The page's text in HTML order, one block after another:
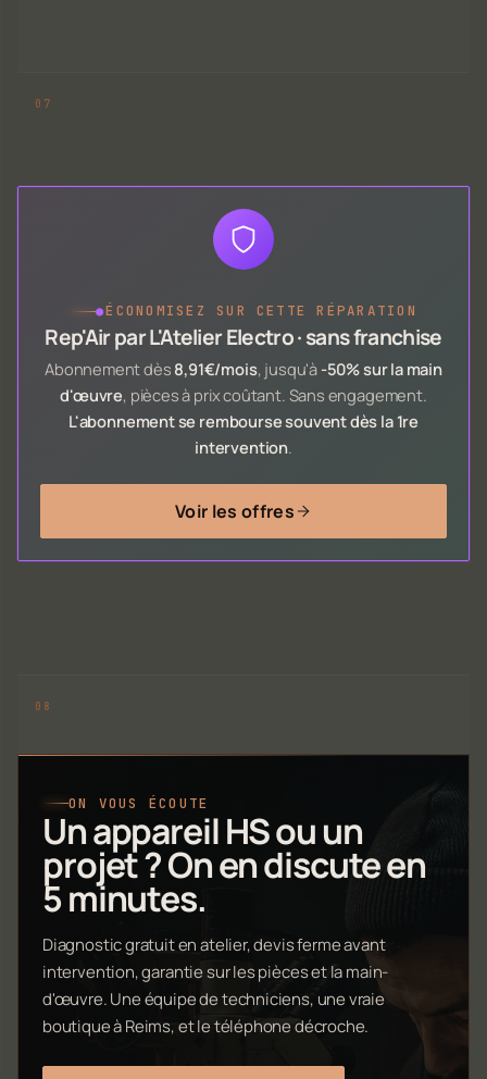
●ÉCONOMISEZ SUR CETTE RÉPARATION
Rep'Air par L'Atelier Electro · sans franchise
Abonnement dès 8,91€/mois, jusqu'à -50% sur la main
d'œuvre, pièces à prix coûtant. Sans engagement.
L'abonnement se rembourse souvent dès la 1re
intervention.
Voir les offres
ON VOUS ÉCOUTE
Un appareil HS ou un
projet ? On en discute en
5 minutes.
Diagnostic gratuit en atelier, devis ferme avant
intervention, garantie sur les pièces et la main-
d'œuvre. Une équipe de techniciens, une vraie
boutique à Reims, et le téléphone décroche.